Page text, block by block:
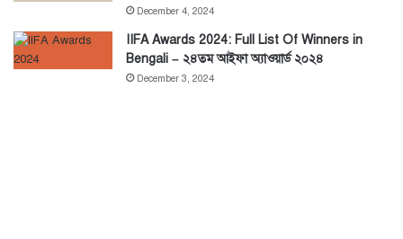
December 4, 2024
IIFA Awards 2024: Full List Of Winners in
Bengali – ২৪তম আইফা অ্যাওয়ার্ড ২০২৪
December 3, 2024